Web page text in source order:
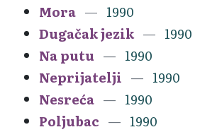
Mora
1990
Dugačak jezik
1990
Na putu
1990
Neprijatelji
1990
Nesreća
1990
Poljubac
1990